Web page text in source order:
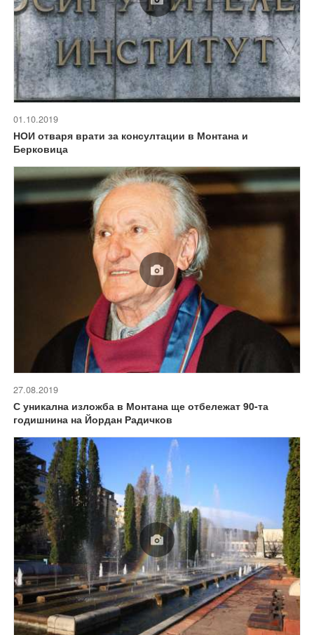
01.10.2019
НОИ отваря врати за консултации в Монтана и
Берковица
27.08.2019
С уникална изложба в Монтана ще отбележат 90-та
годишнина на Йордан Радичков